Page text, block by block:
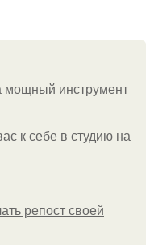
мощный инструмент
к себе в студию на
репост своей